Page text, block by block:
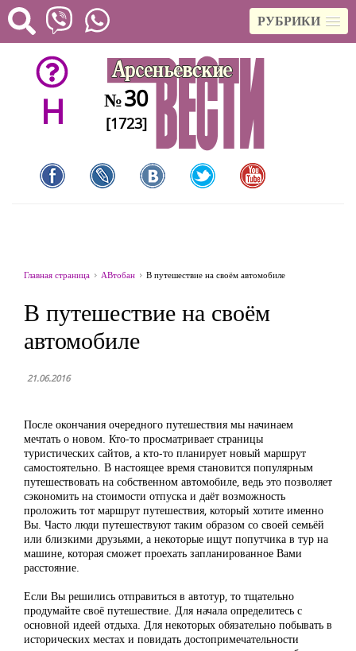
РУБРИКИ
H №30
[1723]
Главная страница АВтобан В путешествие на своём автомобиле
В путешествие на своём
автомобиле
21.06.2016
После окончания очередного путешествия мы начинаем
мечтать о новом. Кто-то просматривает страницы
туристических сайтов, а кто-то планирует новый маршрут
самостоятельно. В настоящее время становится популярным
путешествовать на собственном автомобиле, ведь это позволяет
сэкономить на стоимости отпуска и даёт возможность
проложить тот маршрут путешествия, который хотите именно
Вы. Часто люди путешествуют таким образом со своей семьёй
или близкими друзьями, а некоторые ищут попутчика в тур на
машине, которая сможет проехать запланированное Вами
расстояние.
Если Вы решились отправиться в автотур, то тщательно
продумайте своё путешествие. Для начала определитесь с
основной идеей отдыха. Для некоторых обязательно побывать в
исторических местах и повидать достопримечательности